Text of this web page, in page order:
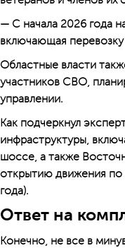
— С начала 2026 года
включающая
Областные власти
участников СВО,
управлении.
Как подчеркнул
инфраструктуры,
шоссе, а также
открытию движения по
года).
Ответ на
Конечно, не все в